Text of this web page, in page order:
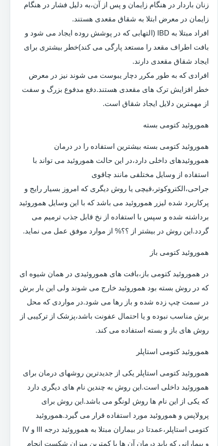
زنان باردار در هنگام زایمان و پس از آن،به دلیل فشار در هنگام
زایمان در معرض ابتلا به شقاق مقعدی هستند.
افراد مبتلا به IBD (التهابی که در پوشش روده ایجاد می شود و
بافت اطراف مقعد را مستعد پارگی می کند)خطر بیشتری برای
ایجاد شقاق مقعدی دارند.
افرادی که به طور مکرر دچار یبوست می شوند نیز در معرض
خطر افزایش ترک های مقعدی هستند.دفع مدفوع بزرگ و سفت
از مهمترین دلایل ایجاد شقاق است.
هموروئید کتومی بسته
هموروئید کتومی بسته بیشترین استفاده را در درمان
هموروئیدهای داخلی دارد،در این حالت هموروئید می تواند با
استفاده از وسایل مختلفی مانند چاقوی
جراحی،الکتروکوتر،قیچی یا روش دیگری که امروز بسیار رایج و
پرکاربرد شده لیزر هموروئید می باشد که با این وسایل هموروئید
برداشته شده و سپس با استفاده از نخ قابل جذب ترمیم می
گردد.این روش در بیشتر از ؟؟% از موارد موفق عمل می نماید.
هموروئید کتومی باز
در هموروئید کتومی باز،بافت های هموروئیدی در همان شیوه ای
که در روش بسته بود هموروئید خارج می شوند ولی این بار برش
در سمت چپ زده شده و باز رها می شود.در مواردی که محل
برش مناسب نبوده و یا احتمال عفونت باشد،پزشک از ترکیبی از
روش های باز و بسته استفاده می کند.
هموروئید کتومی استاپلر
هموروئید کتومی استاپلر یکی از جدیدترین روشهای درمان برای
هموروئید داخلی است.این روش به چندین نام های دیگری دارد
که یکی از این نام ها روش لونگو می باشد.این روش برای
پرولاپس و هموروئید مورد استفاده قرار می گیرد.هموروئید
کتومی استاپلر،عمدتا در بیماران مبتلا به هموروئید درجه III و IV
و بیمارانی که باید درمان آن ها با کمترین میزان شکست انجام